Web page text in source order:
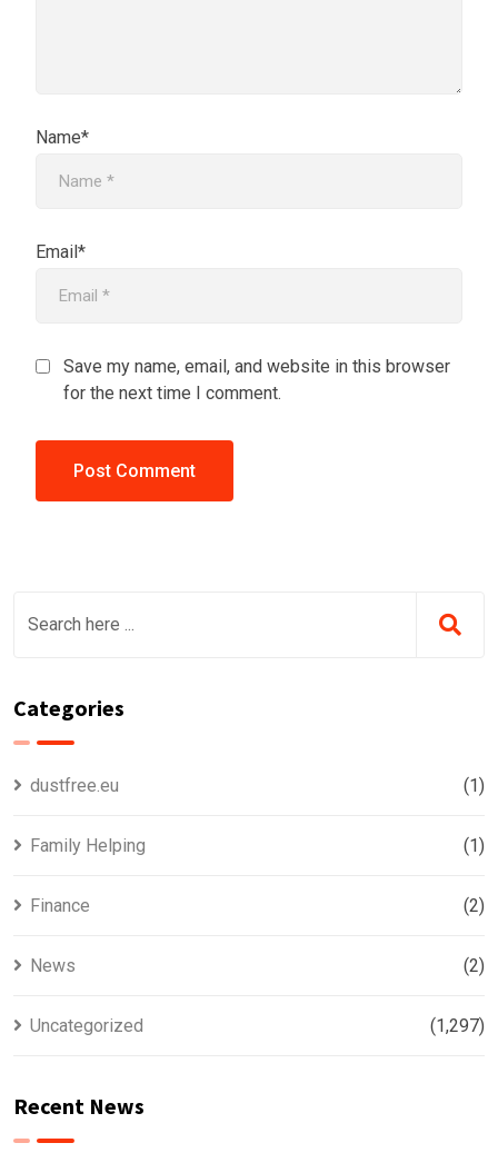
Name*
Email*
Save my name, email, and website in this browser
for the next time I comment.
Categories
dustfree.eu (1)
Family Helping (1)
Finance (2)
News (2)
Uncategorized (1,297)
Recent News